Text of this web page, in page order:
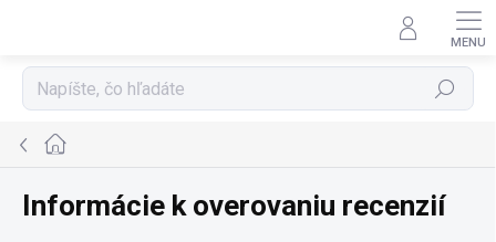
Hľadať
Domov
Informácie k overovaniu recenzií